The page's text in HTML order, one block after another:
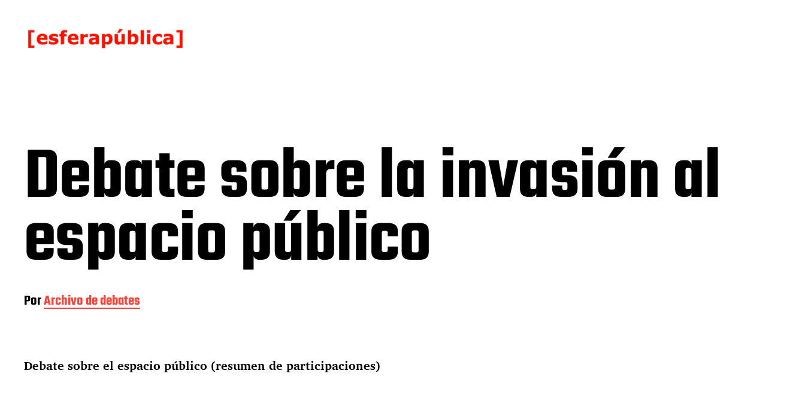
Debate sobre la invasión al
espacio público
PorArchivo de debates
Debate sobre el espacio público (resumen de participaciones)